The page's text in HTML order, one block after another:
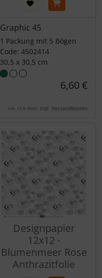
Graphic 45
1 Packung mit 5 Bögen
Code: 4502414
30,5 x 30,5 cm
6,60 €
inkl. 19 % MwSt. zzgl. Versandkosten
Designpapier
12x12 -
Blumenmeer Rose
Anthrazitfolie